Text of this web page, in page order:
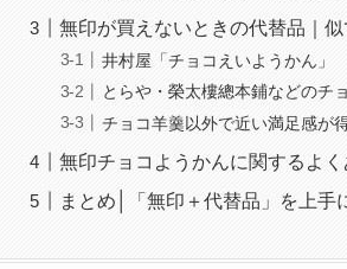
無印が買えないときの代替品｜
井村屋「チョコえいようかん」
とらや・榮太樓總本鋪などのチ
チョコ羊羹以外で近い満足感が
無印チョコようかんに関するよく
まとめ│「無印＋代替品」を上手